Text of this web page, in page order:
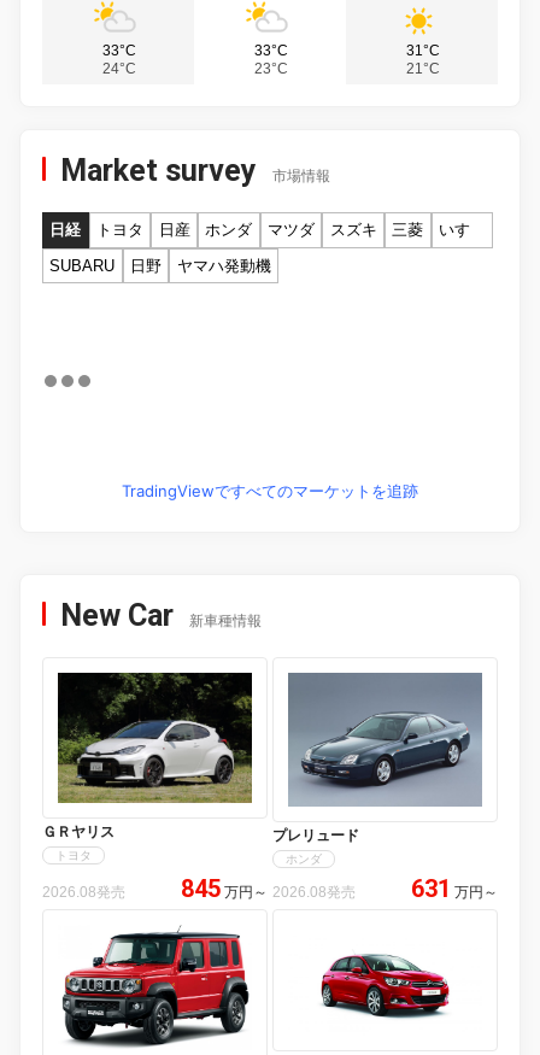
33°C
24°C
33°C
23°C
31°C
21°C
Market survey 市場情報
日経 トヨタ 日産 ホンダ マツダ スズキ 三菱
いすゞ
SUBARU
日野 ヤマハ発動機
TradingViewですべてのマーケットを追跡
New Car 新車種情報
ＧＲヤリス
トヨタ
2026.08発売 845 万円 ～
プレリュード
ホンダ
2026.08発売 631 万円 ～